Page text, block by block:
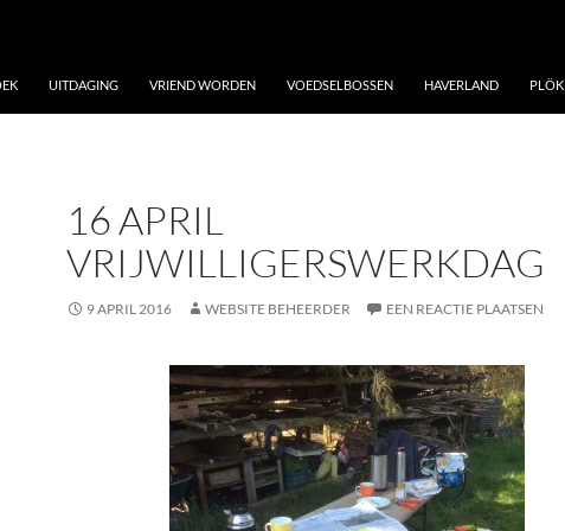
UITDAGING VRIEND WORDEN VOEDSELBOSSEN HAVERLAND PLÖK
16 APRIL
VRIJWILLIGERSWERKDAG
9 APRIL 2016 WEBSITE BEHEERDER EEN REACTIE PLAATSEN